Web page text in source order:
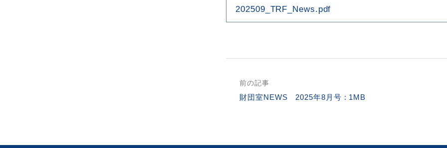
202509_TRF_News.pdf
前の記事
財団室NEWS 2025年8月号 : 1MB